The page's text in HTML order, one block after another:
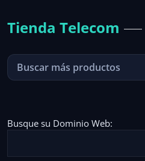
Tienda Telecom
Busque su Dominio Web: